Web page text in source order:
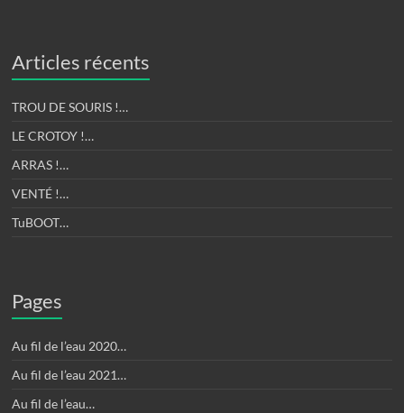
Articles récents
TROU DE SOURIS !…
LE CROTOY !…
ARRAS !…
VENTÉ !…
TuBOOT…
Pages
Au fil de l’eau 2020…
Au fil de l’eau 2021…
Au fil de l’eau…